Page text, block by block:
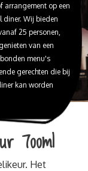
arrangement op een
diner. Wij bieden
25 personen,
van een
menu's
gerechten die bij
kan worden
700ml
Het